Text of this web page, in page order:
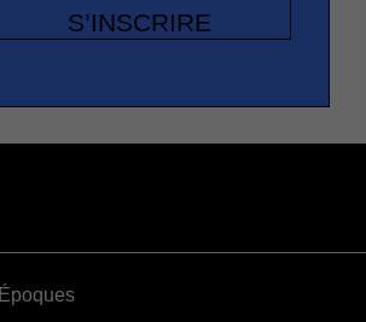
S’INSCRIRE
Époques